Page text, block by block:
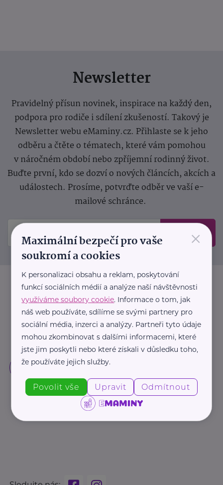
Newsletter
Pravidelný přísun novinek, inspirace na každý den,
podpora pro rodiče i sdílení zkušeností. Takový je
Newsletter webu eMaminy.cz. Přihlaste se k jeho
odběru a čtěte o tématech, které vám pomohou
v náročném období nebo zpříjemní rodinný život.
Buďte první, kdo se dozví o nových článcích, akcích a
událostech. Prosíme, potvrďte odběr ve vaší e-
mailové schránce.
Odeslat
×
Maximální bezpečí pro vaše
soukromí a cookies
K personalizaci obsahu a reklam, poskytování
funkcí sociálních médií a analýze naší návštěvnosti
využíváme soubory cookie. Informace o tom, jak
náš web používáte, sdílíme se svými partnery pro
sociální média, inzerci a analýzy. Partneři tyto údaje
mohou zkombinovat s dalšími informacemi, které
jste jim poskytli nebo které získali v důsledku toho,
že používáte jejich služby.
Povolit vše Upravit Odmítnout